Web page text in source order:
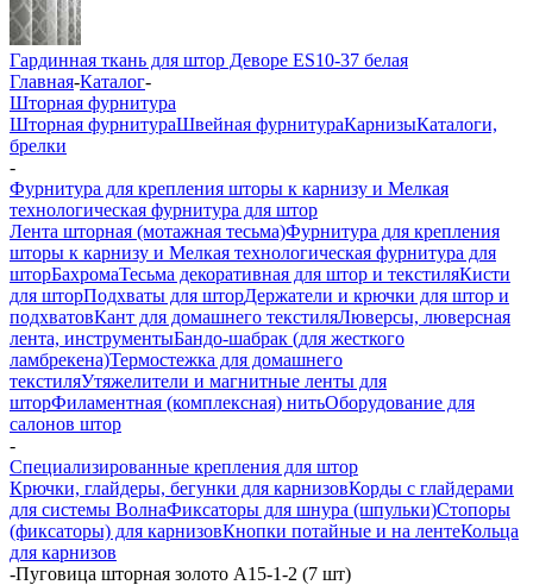
Гардинная ткань для штор Деворе ES10-37 белая
Главная-Каталог-
Шторная фурнитура
Шторная фурнитураШвейная фурнитураКарнизыКаталоги,
брелки
-
Фурнитура для крепления шторы к карнизу и Мелкая
технологическая фурнитура для штор
Лента шторная (мотажная тесьма)Фурнитура для крепления
шторы к карнизу и Мелкая технологическая фурнитура для
шторБахромаТесьма декоративная для штор и текстиляКисти
для шторПодхваты для шторДержатели и крючки для штор и
подхватовКант для домашнего текстиляЛюверсы, люверсная
лента, инструментыБандо-шабрак (для жесткого
ламбрекена)Термостежка для домашнего
текстиляУтяжелители и магнитные ленты для
шторФиламентная (комплексная) нитьОборудование для
салонов штор
-
Специализированные крепления для штор
Крючки, глайдеры, бегунки для карнизовКорды с глайдерами
для системы ВолнаФиксаторы для шнура (шпульки)Стопоры
(фиксаторы) для карнизовКнопки потайные и на лентеКольца
для карнизов
-Пуговица шторная золото A15-1-2 (7 шт)